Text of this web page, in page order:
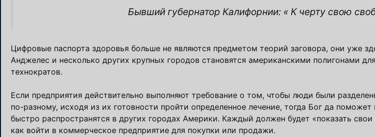
Бывший губернатор Калифорнии: « К черту свою
Цифровые паспорта здоровья больше не являются предметом теорий заговора, они уже
Анджелес и несколько других крупных городов становятся американскими полигонами
технократов.
Если предприятия действительно выполняют требование о том, чтобы люди были
по-разному, исходя из их готовности пройти определенное лечение, тогда Бог да
быстро распространятся в других городах Америки. Каждый должен будет «показать
как войти в коммерческое предприятие для покупки или продажи.